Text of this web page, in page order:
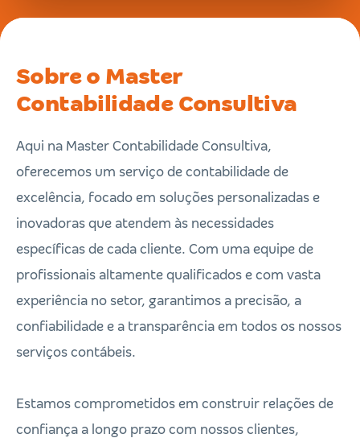
Sobre o Master
Contabilidade Consultiva
Aqui na Master Contabilidade Consultiva,
oferecemos um serviço de contabilidade de
excelência, focado em soluções personalizadas e
inovadoras que atendem às necessidades
específicas de cada cliente. Com uma equipe de
profissionais altamente qualificados e com vasta
experiência no setor, garantimos a precisão, a
confiabilidade e a transparência em todos os nossos
serviços contábeis.
Estamos comprometidos em construir relações de
confiança a longo prazo com nossos clientes,